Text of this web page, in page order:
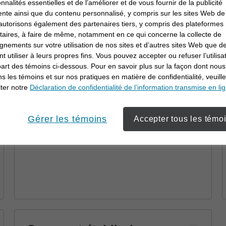
Pourquoi travailler en
collaboration avec un
conseiller en
investissement
Découvrez comment un conseiller en
investissement peut vous aider à atteindre
vos objectifs au moyen d’une planification
financière et de stratégies personnalisées.
essentielles et de l’améliorer et de vous fournir de la publicité
ainsi que du contenu personnalisé, y compris sur les sites Web de
également des partenaires tiers, y compris des plateformes
à faire de même, notamment en ce qui concerne la collecte de
sur votre utilisation de nos sites et d’autres sites Web que
utiliser à leurs propres fins. Vous pouvez accepter ou refuser
des témoins ci-dessous. Pour en savoir plus sur la façon dont nous
les témoins et sur nos pratiques en matière de confidentialité,
notre Déclaration de confidentialité de l’information transmise en
Gérer les témoins Accepter tous les